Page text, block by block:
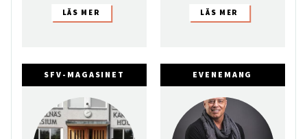
SFV-MAGASINET EVENEMANG